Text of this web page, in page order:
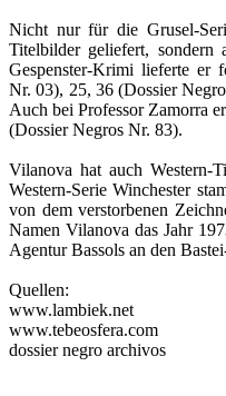
Nicht nur für die Grusel-
Titelbilder geliefert, sondern
Gespenster-Krimi lieferte er
Nr. 03), 25, 36 (Dossier
Auch bei Professor Zamorra
(Dossier Negros Nr. 83).
Vilanova hat auch Western-
Western-Serie Winchester
von dem verstorbenen
Namen Vilanova das Jahr
Agentur Bassols an den
Quellen:
www.lambiek.net
www.tebeosfera.com
dossier negro archivos